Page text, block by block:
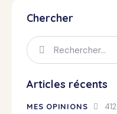
Chercher
Articles récents
MES OPINIONS 412